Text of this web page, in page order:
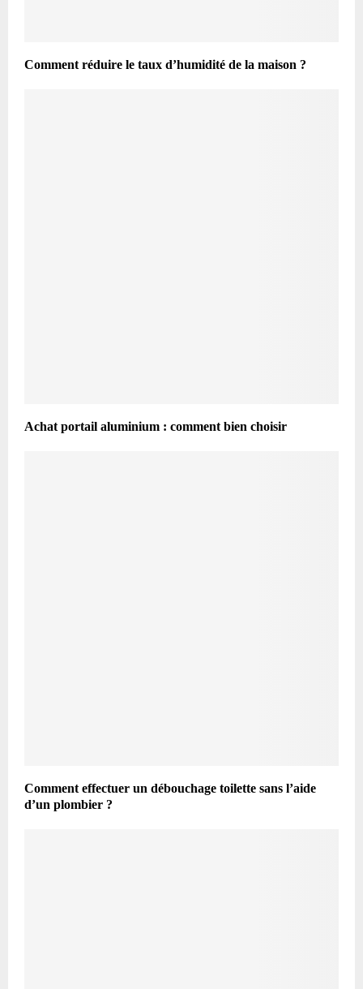
Comment réduire le taux d’humidité de la maison ?
Achat portail aluminium : comment bien choisir
Comment effectuer un débouchage toilette sans l’aide
d’un plombier ?